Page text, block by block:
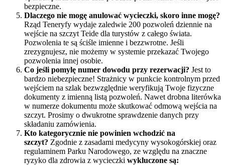
bezpieczne.
Dlaczego nie mogę anulować wycieczki, skoro inne mogę?
Rząd Teneryfy wydaje zaledwie 200 pozwoleń dziennie na
wejście na szczyt Teide dla turystów z całego świata.
Pozwolenia te są ściśle imienne i bezzwrotne. Jeśli
zrezygnujesz, nie możemy w systemie przekazać Twojego
pozwolenia innej osobie.
Co jeśli pomylę numer dowodu przy rezerwacji? Jest to
bardzo niebezpieczne! Strażnicy w punkcie kontrolnym przed
wejściem na szlak bezwzględnie weryfikują Twoje fizyczne
dokumenty z imienną listą pozwoleń. Nawet drobna literówka
w numerze dokumentu może skutkować odmową wejścia na
szczyt. Prosimy o dwukrotne sprawdzenie danych przy
składaniu zamówienia.
Kto kategorycznie nie powinien wchodzić na
szczyt? Zgodnie z zasadami medycyny wysokogórskiej oraz
regulaminem Parku Narodowego, ze względu na znaczne
ryzyko dla zdrowia z wycieczki wykluczone są: